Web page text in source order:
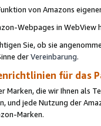
von Amazons
Webpages in WebView
Sie, ob sie
derVereinbarung.
für das
Marken, die wir Ihnen als
und jede Nutzung der
Marken.